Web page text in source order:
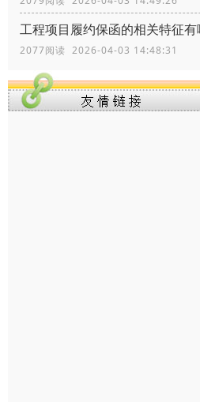
工程项目履约保函的相关特征有
2077阅读 2026-04-03 14:48:31